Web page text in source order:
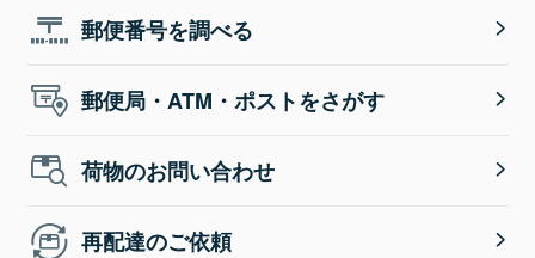
郵便番号を調べる
郵便局・ATM・ポストをさがす
荷物のお問い合わせ
再配達のご依頼